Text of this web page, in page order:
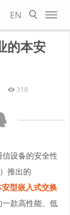
EN
的本安
318
设备的安全性
推出的
型嵌入式交换
款高性能、低